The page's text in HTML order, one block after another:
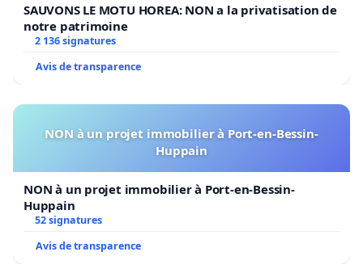
SAUVONS LE MOTU HOREA: NON a la privatisation de
notre patrimoine
2 136 signatures
Avis de transparence
NON à un projet immobilier à Port-en-Bessin-
Huppain
NON à un projet immobilier à Port-en-Bessin-
Huppain
52 signatures
Avis de transparence